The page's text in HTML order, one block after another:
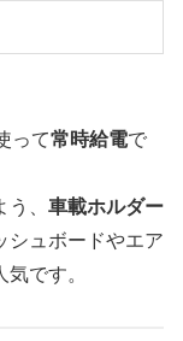
って常時給電で
、 車載ホルダー
シュボードやエア
です。